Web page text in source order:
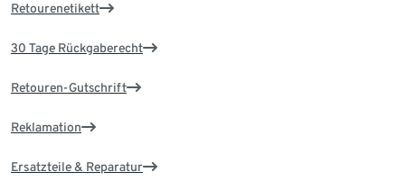
Retourenetikett
30 Tage Rückgaberecht
Retouren-Gutschrift
Reklamation
Ersatzteile & Reparatur